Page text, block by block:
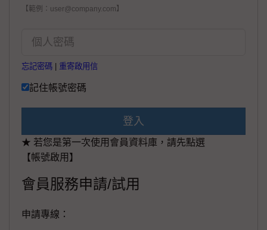
【範例：user@company.com】
忘記密碼 重寄啟用信
記住帳號密碼
登入
★ 若您是第一次使用會員資料庫，請先點選
【帳號啟用】
會員服務申請/試用
申請專線：